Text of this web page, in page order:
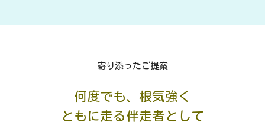
寄り添ったご提案
何度でも、根気強く
ともに走る伴走者として